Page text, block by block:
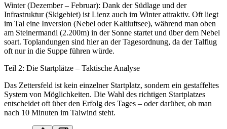
Winter (Dezember – Februar): Dank der Südlage und der
Infrastruktur (Skigebiet) ist Lienz auch im Winter attraktiv. Oft liegt
im Tal eine Inversion (Nebel oder Kaltluftsee), während man oben
am Steinermandl (2.200m) in der Sonne startet und über dem Nebel
soart. Toplandungen sind hier an der Tagesordnung, da der Talflug
oft nur in die Suppe führen würde.
Teil 2: Die Startplätze – Taktische Analyse
Das Zettersfeld ist kein einzelner Startplatz, sondern ein gestaffeltes
System von Möglichkeiten. Die Wahl des richtigen Startplatzes
entscheidet oft über den Erfolg des Tages – oder darüber, ob man
nach 10 Minuten im Talwind steht.